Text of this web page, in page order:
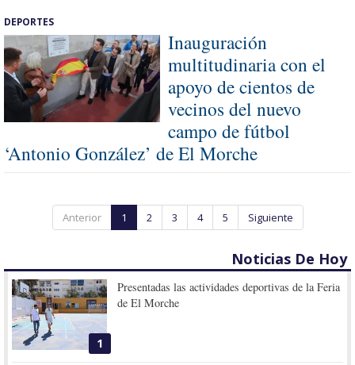
DEPORTES
Inauguración
multitudinaria con el
apoyo de cientos de
vecinos del nuevo
campo de fútbol
‘Antonio González’ de El Morche
Anterior 1 2 3 4 5 Siguiente
Noticias De Hoy
1
Presentadas las actividades deportivas de la Feria
de El Morche